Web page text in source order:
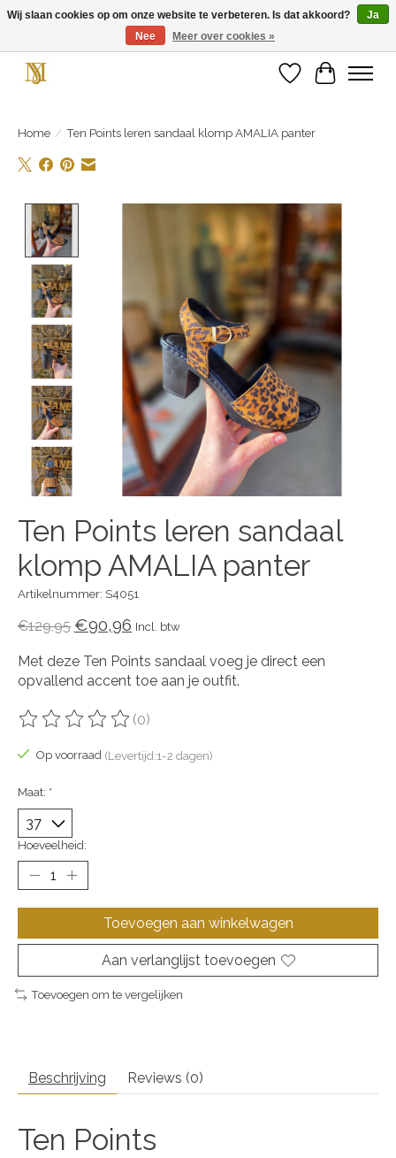
Unieke schoenen en een feestje aan je voeten! Gratis verzending vanaf € 75,-
Verlanglijst
Home / Ten Points leren sandaal klomp AMALIA panter
Product image slideshow Items
Ten Points leren sandaal
klomp AMALIA panter
Artikelnummer: S4051
€129,95 €90,96 Incl. btw
Met deze Ten Points sandaal voeg je direct een
opvallend accent toe aan je outfit.
De beoordeling van dit product is
(0)
Op voorraad (Levertijd:1-2 dagen)
Maat: *
Hoeveelheid:
Toevoegen aan winkelwagen
Aan verlanglijst toevoegen
Toevoegen om te vergelijken
Beschrijving Reviews (0)
Ten Points
Wij slaan cookies op om onze website te verbeteren. Is dat akkoord?
Ja
Nee
Meer over cookies »